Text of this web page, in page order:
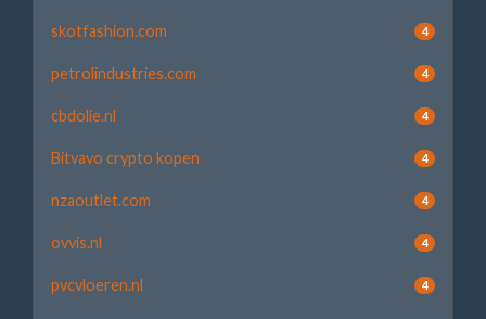
skotfashion.com 4
petrolindustries.com 4
cbdolie.nl 4
Bitvavo crypto kopen 4
nzaoutlet.com 4
ovvis.nl 4
pvcvloeren.nl 4